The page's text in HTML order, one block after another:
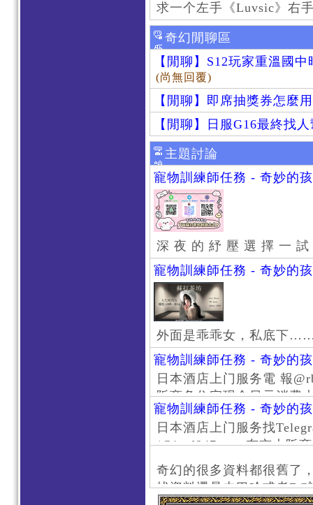
求一个左手《Luvsic》右
奇幻閒聊區
【閒聊】S12玩家重溫國
(尚無回覆)
【閒聊】即席抽獎券怎麼
【閒聊】日服G16最終找
主題討論
寵物訓練師任務 - 奇妙的
深 夜 的 紓 壓 選 擇 一
寵物訓練師任務 - 奇妙的
外面是乖乖女，私底下
寵物訓練師任務 - 奇妙的
日本酒店上门服务電 報
阪商务住宅现金日元消费
京风俗 #大阪风俗 #东京
上门服务新宿风俗 #梅田
#日本萝莉 #大阪萝莉 #日
寵物訓練師任務 - 奇妙的
日本酒店上门服务找
/@jptd847utpp 东京大阪
京旅游 #大阪旅游 #东京
东京上门服务 #大阪上门
心斋桥风俗 #日本女孩 #
奇幻的很多資料都很舊了
找資料還是去巴哈或者